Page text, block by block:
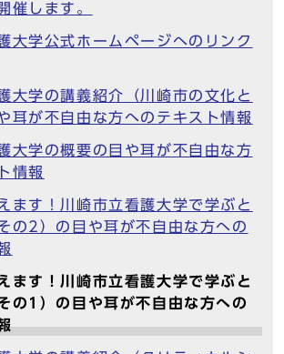
催します。
大学公式ホームページへのリンク
大学の講義紹介（川崎市の文化と
耳が不自由な方へのテキスト情報
大学の概要の目や耳が不自由な方
情報
ます！川崎市立看護大学で学ぶと
の2）の目や耳が不自由な方への
ます！川崎市立看護大学で学ぶと
の1）の目や耳が不自由な方への